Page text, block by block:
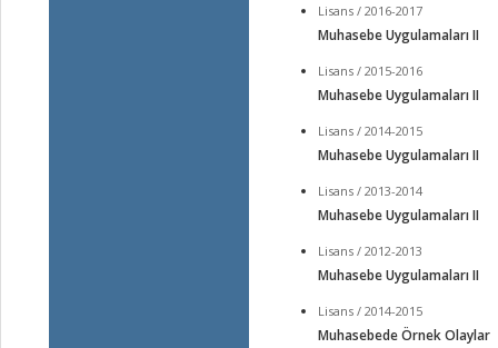
Lisans / 2016-2017
Muhasebe Uygulamaları II
Lisans / 2015-2016
Muhasebe Uygulamaları II
Lisans / 2014-2015
Muhasebe Uygulamaları II
Lisans / 2013-2014
Muhasebe Uygulamaları II
Lisans / 2012-2013
Muhasebe Uygulamaları II
Lisans / 2014-2015
Muhasebede Örnek Olaylar